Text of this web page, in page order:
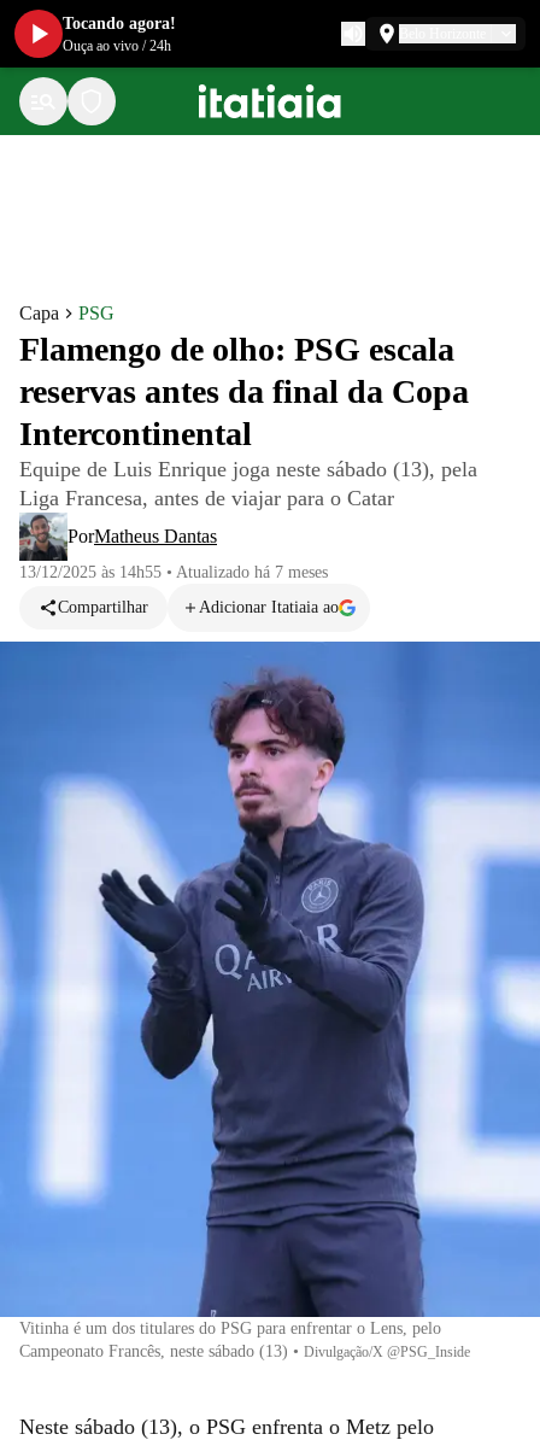
Capa PSG
Flamengo de olho: PSG escala
reservas antes da final da Copa
Intercontinental
Equipe de Luis Enrique joga neste sábado (13), pela
Liga Francesa, antes de viajar para o Catar
PorMatheus Dantas
13/12/2025 às 14h55 • Atualizado há 7 meses
Compartilhar
Adicionar Itatiaia ao
Vitinha é um dos titulares do PSG para enfrentar o Lens, pelo
Campeonato Francês, neste sábado (13) • Divulgação/X @PSG_Inside
Neste sábado (13), o PSG enfrenta o Metz pelo
Tocando agora!
Ouça ao vivo /24h